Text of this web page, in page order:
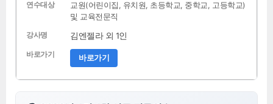
교원(어린이집, 유치원, 초등학교, 중학교, 고등학교)
및 교육전문직
김엔젤라 외 1인
바로가기